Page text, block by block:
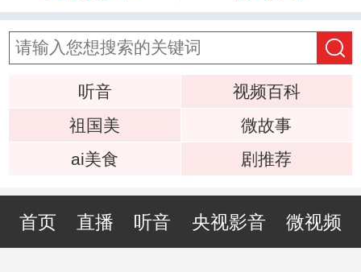
听音
视频百科
祖国美
微故事
ai美食
剧推荐
首页 直播 听音 央视影音 微视频